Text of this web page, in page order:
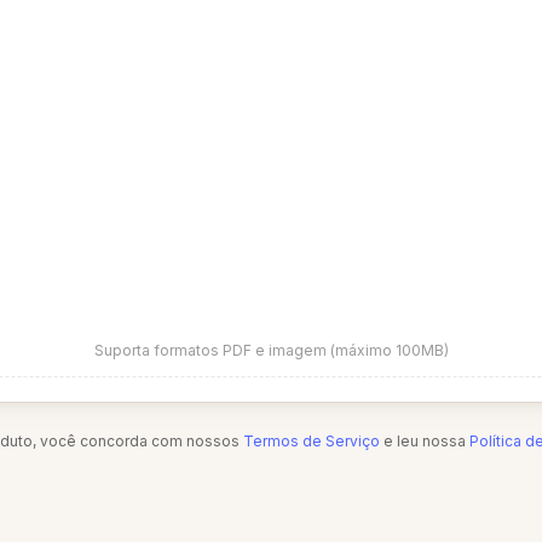
Suporta formatos PDF e imagem (máximo 100MB)
você concorda com nossos Termos de Serviço e leu nossa Política